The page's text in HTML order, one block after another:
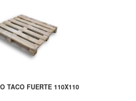
TACO FUERTE 110X110